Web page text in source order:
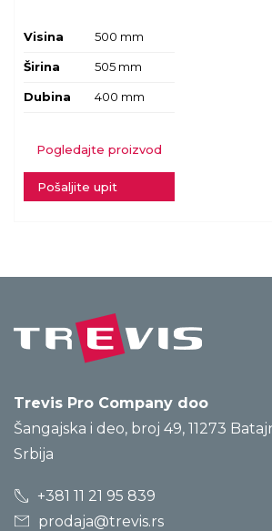
Visina 500 mm
Širina 505 mm
Dubina 400 mm
Pogledajte proizvod
Pošaljite upit
Trevis Pro Company doo
Šangajska i deo, broj 49, 11273
Srbija
+381 11 21 95 839
prodaja@trevis.rs